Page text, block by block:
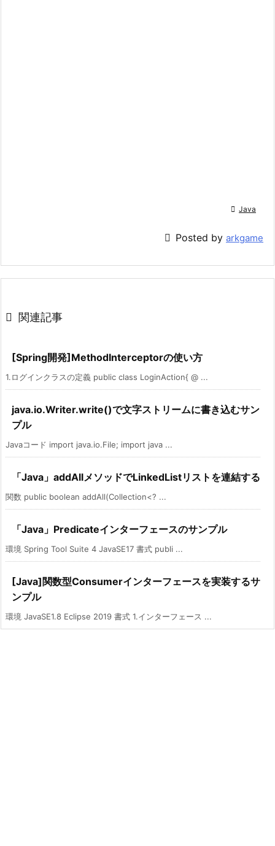
 Java
 Posted by arkgame
 関連記事
[Spring開発]MethodInterceptorの使い方
1.ログインクラスの定義 public class LoginAction{ @ ...
java.io.Writer.write()で文字ストリームに書き込むサン
プル
Javaコード import java.io.File; import java ...
「Java」addAllメソッドでLinkedListリストを連結する
関数 public boolean addAll(Collection<? ...
「Java」Predicateインターフェースのサンプル
環境 Spring Tool Suite 4 JavaSE17 書式 publi ...
[Java]関数型Consumerインターフェースを実装するサ
ンプル
環境 JavaSE1.8 Eclipse 2019 書式 1.インターフェース ...